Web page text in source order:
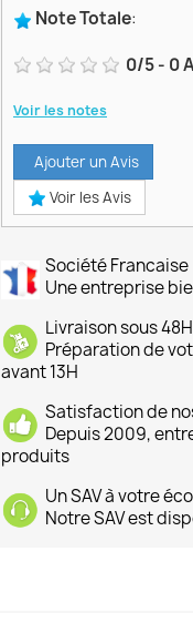
Note Totale:
0/5- 0
Voir les notes
Ajouter un Avis
Voir les Avis
Société Francaise
Une entreprise
Livraison sous 48H
Préparation de
avant 13H
Satisfaction de
Depuis 2009,
produits
Un SAV à votre
Notre SAV est